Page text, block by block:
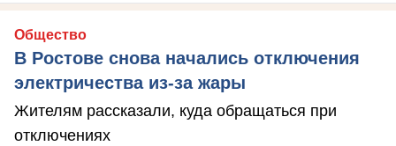
Общество
В Ростове снова начались отключения
электричества из-за жары
Жителям рассказали, куда обращаться при
отключениях